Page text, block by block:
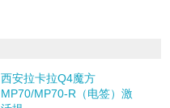
西安拉卡拉Q4魔方
MP70/MP70-R（电签）激